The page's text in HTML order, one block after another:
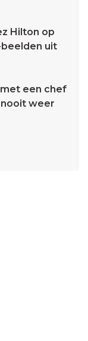
Hilton op
uit
een chef
weer